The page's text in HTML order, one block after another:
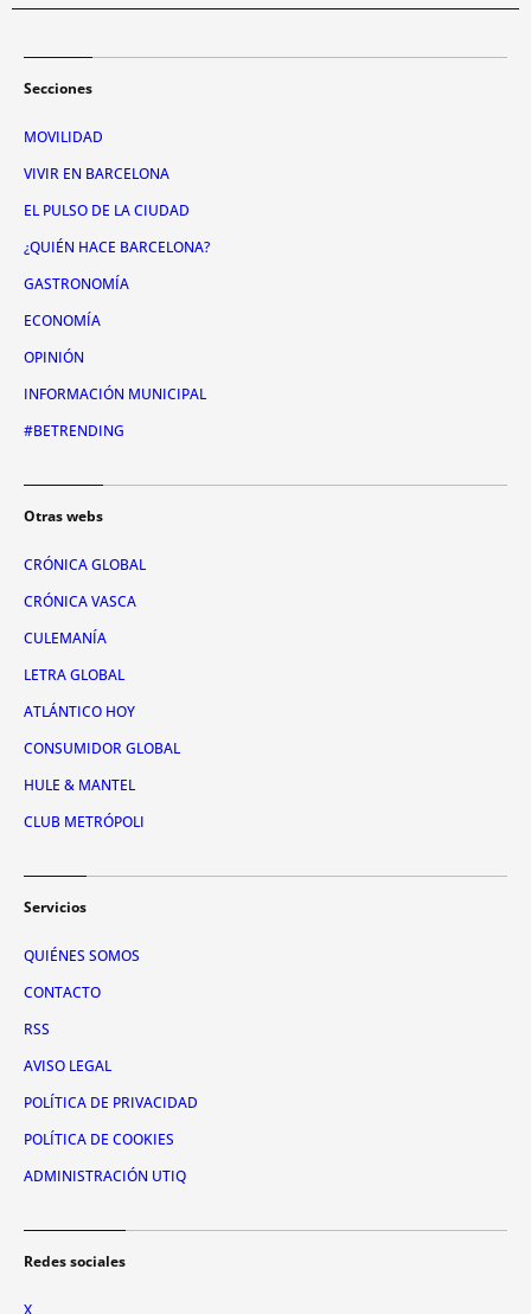
Secciones
MOVILIDAD
VIVIR EN BARCELONA
EL PULSO DE LA CIUDAD
¿QUIÉN HACE BARCELONA?
GASTRONOMÍA
ECONOMÍA
OPINIÓN
INFORMACIÓN MUNICIPAL
#BETRENDING
Otras webs
CRÓNICA GLOBAL
CRÓNICA VASCA
CULEMANÍA
LETRA GLOBAL
ATLÁNTICO HOY
CONSUMIDOR GLOBAL
HULE & MANTEL
CLUB METRÓPOLI
Servicios
QUIÉNES SOMOS
CONTACTO
RSS
AVISO LEGAL
POLÍTICA DE PRIVACIDAD
POLÍTICA DE COOKIES
ADMINISTRACIÓN UTIQ
Redes sociales
X